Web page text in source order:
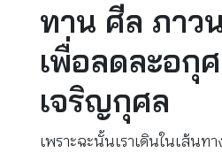
ทาน ศีล ภาว
เพื่อลดละอกุ
เจริญกุศล
เพราะฉะนั้นเราเดินในเส้นท